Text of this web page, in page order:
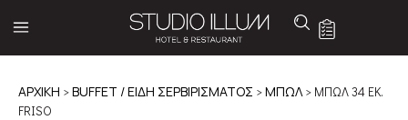
ΑΡΧΙΚΉ >BUFFET / ΕΙΔΗ ΣΕΡΒΙΡΙΣΜΑΤΟΣ >ΜΠΩΛ> ΜΠΩΛ 34 ΕΚ.
FRISO